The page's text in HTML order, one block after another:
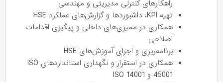
راهکارهای کنترلی مدیریتی و مهندسی
تهیه KPI، داشبوردها و گزارش‌های عملکرد HSE
همکاری در ممیزی‌های داخلی و پیگیری اقدامات
اصلاحی
برنامه‌ریزی و اجرای آموزش‌های HSE
همکاری در استقرار و نگهداری استانداردهای ISO
45001 و ISO 14001